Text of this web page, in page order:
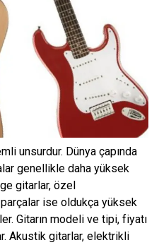
unsurdur. Dünya çapında
genellikle daha yüksek
gitarlar, özel
ise oldukça yüksek
Gitarın modeli ve tipi, fiyatı
Akustik gitarlar, elektrikli